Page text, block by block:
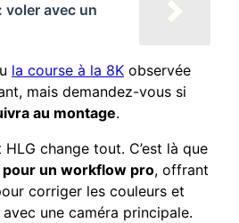
voler avec un
la course à la 8K observée
mais demandez-vous si
au montage.
change tout. C’est là que
pour un workflow pro, offrant
corriger les couleurs et
une caméra principale.